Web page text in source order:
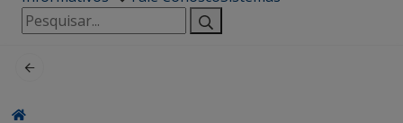
Pesquisar
por: